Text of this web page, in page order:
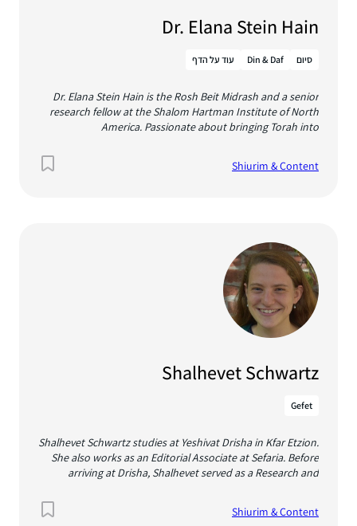
Dr. Elana Stein Hain
סיום Din & Daf עוד על הדף
Dr. Elana Stein Hain is the Rosh Beit Midrash and a senior
research fellow at the Shalom Hartman Institute of North
America. Passionate about bringing Torah into
from the Balcony, an occasional learning seminar exposing
the big ideas, questions, and issues motivating talmudic
and ethics; and she co-hosts For Heaven’s Sake, a bi-weekly
podcast with Donniel Hartman and Yossi Klein Halevi,
exploring contemporary issues related to Israel and the
Jewish world. In mid-January, Elana will be starting a new
podcast called TEXTing, where she and guest scholars study
Torah texts that engage issues of the moment for the
Jewish world. She lives in Manhattan with her beloved
Shiurim & Content
Shalhevet Schwartz
Gefet
Shalhevet Schwartz studies at Yeshivat Drisha in Kfar Etzion.
She also works as an Editorial Associate at Sefaria. Before
arriving at Drisha, Shalhevet served as a Research and
North America, where she focused on supporting the work
of the Kogod Research Center, the Institute’s think tank.
Shiurim & Content